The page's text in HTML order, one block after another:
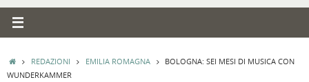
HOMEREDAZIONI EMILIA ROMAGNA
BOLOGNA: SEI MESI DI MUSICA CON
WUNDERKAMMER